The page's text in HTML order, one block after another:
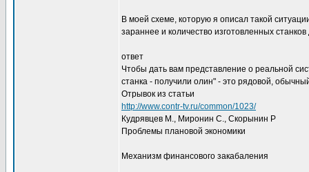
В моей схеме, которую я описал такой
зараннее и количество изготовленных
ответ
Чтобы дать вам представление о реальной
станка - получили олин" - это рядовой,
Отрывок из статьи
http://www.contr-tv.ru/common/1023/
Кудрявцев М., Миронин С., Скорынин P
Проблемы плановой экономики
Механизм финансового закабаления